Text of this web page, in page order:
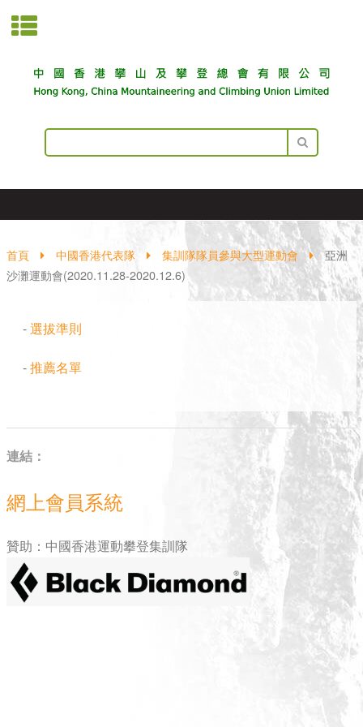
首頁 中國香港代表隊 集訓隊隊員參與大型運動會
亞洲
沙灘運動會(2020.11.28-2020.12.6)
-選拔準則
-推薦名單
連結：
網上會員系統
贊助：中國香港運動攀登集訓隊